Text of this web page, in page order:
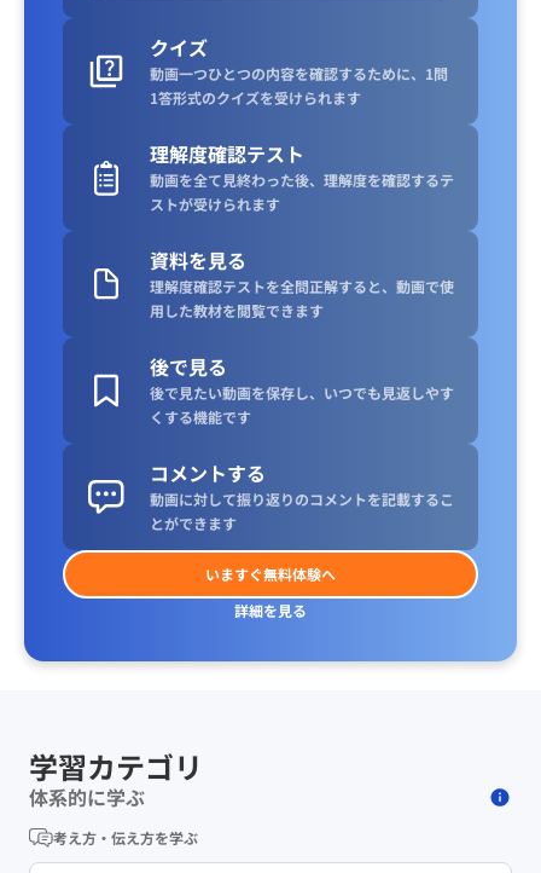
クイズ
動画一つひとつの内容を確認するために、1問
1答形式のクイズを受けられます
理解度確認テスト
動画を全て見終わった後、理解度を確認するテ
ストが受けられます
資料を見る
理解度確認テストを全問正解すると、動画で使
用した教材を閲覧できます
後で見る
後で見たい動画を保存し、いつでも見返しやす
くする機能です
コメントする
動画に対して振り返りのコメントを記載するこ
とができます
いますぐ無料体験へ
詳細を見る
学習カテゴリ
体系的に学ぶ
考え方・伝え方を学ぶ